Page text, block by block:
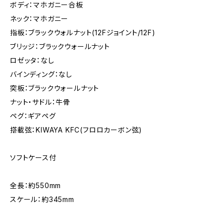
ボディ：マホガニー合板
ネック：マホガニー
指板：ブラックウォルナット(12Fジョイント/12F)
ブリッジ：ブラックウォールナット
ロゼッタ：なし
バインディング：なし
突板：ブラックウォールナット
ナット・サドル：牛骨
ペグ：ギアペグ
搭載弦：KIWAYA KFC(フロロカーボン弦)
ソフトケース付
全長：約550mm
スケール：約345mm